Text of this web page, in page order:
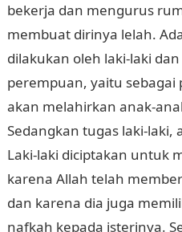
bekerja dan mengurus
membuat dirinya lelah.
dilakukan oleh laki-laki
perempuan, yaitu sebagai
akan melahirkan anak-
Sedangkan tugas laki-laki,
Laki-laki diciptakan untuk
karena Allah telah
dan karena dia juga
nafkah kepada isterinya.